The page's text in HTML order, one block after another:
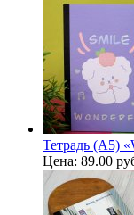
Тетрадь (A5)
Цена: 89.00